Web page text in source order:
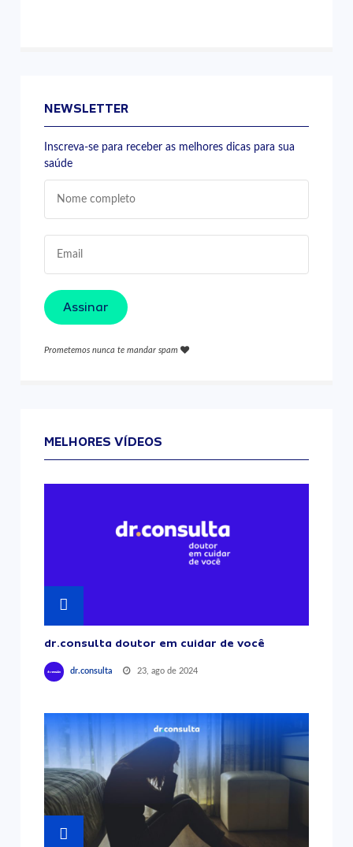
NEWSLETTER
Inscreva-se para receber as melhores dicas para sua
saúde
Assinar
Prometemos nunca te mandar spam
MELHORES VÍDEOS
dr.consulta doutor em cuidar de você
dr.consulta 23, ago de 2024